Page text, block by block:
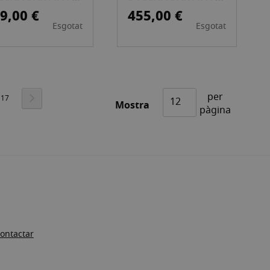
(44) €
Esgotat
350 G
(60PULG.)152CMX
455,00 €
Esgotat
la pàgina
Pàgina
17 Mostra
per
pàgina